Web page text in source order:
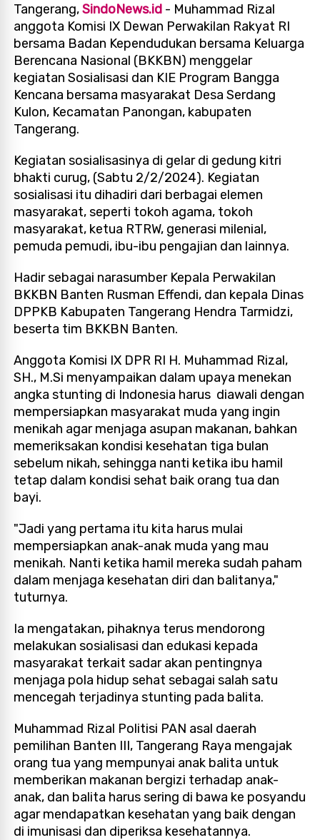
Tangerang,SindoNews.id - Muhammad Rizal
anggota Komisi IX Dewan Perwakilan Rakyat RI
bersama Badan Kependudukan bersama Keluarga
Berencana Nasional (BKKBN) menggelar
kegiatan Sosialisasi dan KIE Program Bangga
Kencana bersama masyarakat Desa Serdang
Kulon, Kecamatan Panongan, kabupaten
Tangerang.
Kegiatan sosialisasinya di gelar di gedung kitri
bhakti curug, (Sabtu 2/2/2024). Kegiatan
sosialisasi itu dihadiri dari berbagai elemen
masyarakat, seperti tokoh agama, tokoh
masyarakat, ketua RTRW, generasi milenial,
pemuda pemudi, ibu-ibu pengajian dan lainnya.
Hadir sebagai narasumber Kepala Perwakilan
BKKBN Banten Rusman Effendi, dan kepala Dinas
DPPKB Kabupaten Tangerang Hendra Tarmidzi,
beserta tim BKKBN Banten.
Anggota Komisi IX DPR RI H. Muhammad Rizal,
SH., M.Si menyampaikan dalam upaya menekan
angka stunting di Indonesia harus diawali dengan
mempersiapkan masyarakat muda yang ingin
menikah agar menjaga asupan makanan, bahkan
memeriksakan kondisi kesehatan tiga bulan
sebelum nikah, sehingga nanti ketika ibu hamil
tetap dalam kondisi sehat baik orang tua dan
bayi.
"Jadi yang pertama itu kita harus mulai
mempersiapkan anak-anak muda yang mau
menikah. Nanti ketika hamil mereka sudah paham
dalam menjaga kesehatan diri dan balitanya,"
tuturnya.
Ia mengatakan, pihaknya terus mendorong
melakukan sosialisasi dan edukasi kepada
masyarakat terkait sadar akan pentingnya
menjaga pola hidup sehat sebagai salah satu
mencegah terjadinya stunting pada balita.
Muhammad Rizal Politisi PAN asal daerah
pemilihan Banten III, Tangerang Raya mengajak
orang tua yang mempunyai anak balita untuk
memberikan makanan bergizi terhadap anak-
anak, dan balita harus sering di bawa ke posyandu
agar mendapatkan kesehatan yang baik dengan
di imunisasi dan diperiksa kesehatannya.